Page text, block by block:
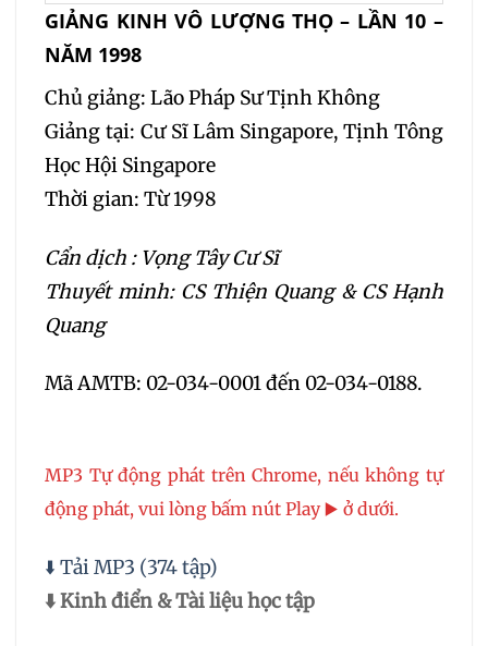
GIẢNG KINH VÔ LƯỢNG THỌ – LẦN 10 –
NĂM 1998
Chủ giảng: Lão Pháp Sư Tịnh Không
Giảng tại: Cư Sĩ Lâm Singapore, Tịnh Tông
Học Hội Singapore
Thời gian: Từ 1998
Cẩn dịch : Vọng Tây Cư Sĩ
Thuyết minh: CS Thiện Quang & CS Hạnh
Quang
Mã AMTB: 02-034-0001 đến 02-034-0188.
MP3 Tự động phát trên Chrome, nếu không tự
động phát, vui lòng bấm nút Play ▶️ ở dưới.
⬇️ Tải MP3 (374 tập)
⬇️ Kinh điển & Tài liệu học tập